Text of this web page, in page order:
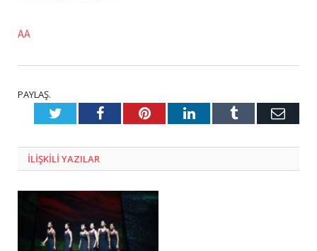
AA
PAYLAŞ.
TwitterFacebookPinterestLinkedInTumblr E-
ILIŞKILI YAZILAR